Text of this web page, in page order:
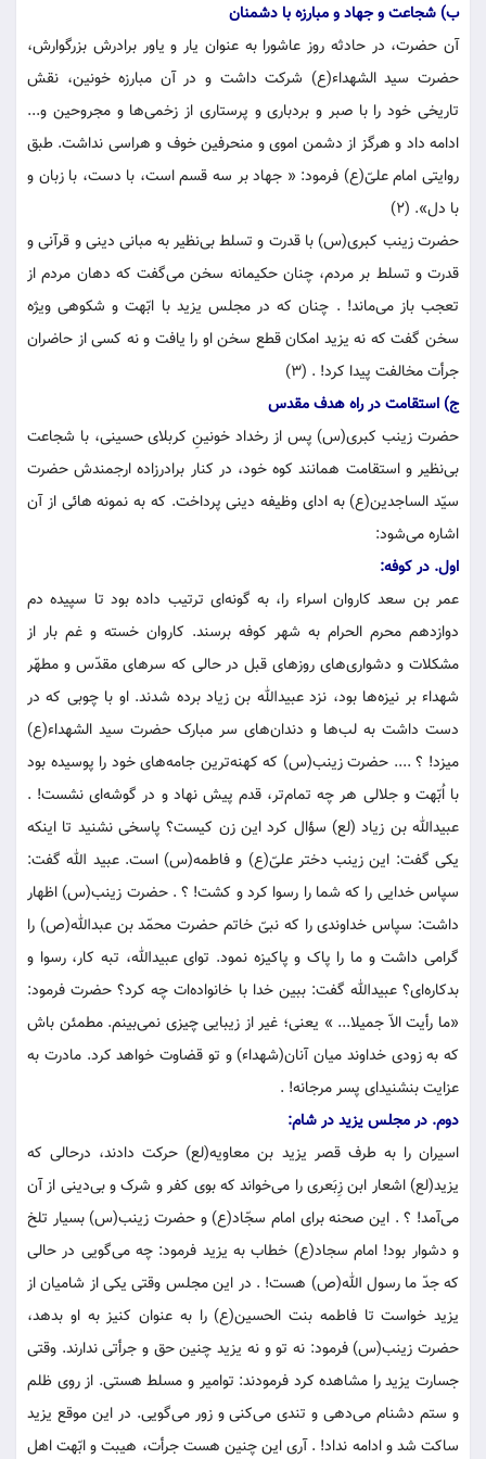
ب) شجاعت و جهاد و مبارزه با دشمنان
آن حضرت، در حادثه روز عاشورا به عنوان یار و یاور برادرش بزرگوارش،
حضرت سید الشهداء(ع) شرکت داشت و در آن مبارزه خونین، نقش
تاریخی خود را با صبر و بردباری و پرستاری از زخمی‌ها و مجروحین و...
ادامه داد و هرگز از دشمن اموی و منحرفین خوف و هراسی نداشت. طبق
روایتی امام علیّ(ع) فرمود: « جهاد بر سه قسم است، با دست، با زبان و
با دل». (۲)
حضرت زینب کبری(س) با قدرت و تسلط بی‌نظیر به مبانی دینی و قرآنی و
قدرت و تسلط بر مردم، چنان حکیمانه سخن می‌گفت که دهان مردم از
تعجب باز می‌ماند! . چنان که در مجلس یزید با ابّهت و شکوهی ویژه
سخن گفت که نه یزید امکان قطع سخن او را یافت و نه کسی از حاضران
جرأت مخالفت پیدا کرد! . (۳)
ج) استقامت در راه هدف مقدس
حضرت زینب کبری(س) پس از رخداد خونینِ کربلای حسینی، با شجاعت
بی‌نظیر و استقامت همانند کوه خود، در کنار برادرزاده ارجمندش حضرت
سیّد الساجدین(ع) به ادای وظیفه دینی پرداخت. که به نمونه هائی از آن
اشاره می‌شود:
اول. در کوفه:
عمر بن سعد کاروان اسراء را، به گونه‌ای ترتیب داده بود تا سپیده دم
دوازدهم محرم الحرام به شهر کوفه برسند. کاروان خسته و غم بار از
مشکلات و دشواری‌های روزهای قبل در حالی که سرهای مقدّس و مطهّر
شهداء بر نیزه‌ها بود، نزد عبیدالله بن زیاد برده شدند. او با چوبی که در
دست داشت به لب‌ها و دندان‌های سر مبارک حضرت سید الشهداء(ع)
میزد! ؟ .... حضرت زینب(س) که کهنه‌ترین جامه‌های خود را پوسیده بود
با اُبّهت و جلالی هر چه تمام‌تر، قدم پیش نهاد و در گوشه‌ای نشست! .
عبیدالله بن زیاد (لع) سؤال کرد این زن کیست؟ پاسخی نشنید تا اینکه
یکی گفت: این زینب دختر علیّ(ع) و فاطمه(س) است. عبید الله گفت:
سپاس خدایی را که شما را رسوا کرد و کشت! ؟ . حضرت زینب(س) اظهار
داشت: سپاس خداوندی را که نبیّ خاتم حضرت محمّد بن عبدالله(ص) را
گرامی داشت و ما را پاک و پاکیزه نمود. توای عبیدالله، تبه کار، رسوا و
بدکاره‌ای؟ عبیدالله گفت: ببین خدا با خانواده‌ات چه کرد؟ حضرت فرمود:
«ما رأیت الاّ جمیلا... » یعنی؛ غیر از زیبایی چیزی نمی‌بینم. مطمئن باش
که به زودی خداوند میان آنان(شهداء) و تو قضاوت خواهد کرد. مادرت به
عزایت بنشنیدای پسر مرجانه! .
دوم. در مجلس یزید در شام:
اسیران را به طرف قصر یزید بن معاویه(لع) حرکت دادند، درحالی که
یزید(لع) اشعار ابن زِبَعری را می‌خواند که بوی کفر و شرک و بی‌دینی از آن
می‌آمد! ؟ . این صحنه برای امام سجّاد(ع) و حضرت زینب(س) بسیار تلخ
و دشوار بود! امام سجاد(ع) خطاب به یزید فرمود: چه می‌گویی در حالی
که جدّ ما رسول الله(ص) هست! . در این مجلس وقتی یکی از شامیان از
یزید خواست تا فاطمه بنت الحسین(ع) را به عنوان کنیز به او بدهد،
حضرت زینب(س) فرمود: نه تو و نه یزید چنین حق و جرأتی ندارند. وقتی
جسارت یزید را مشاهده کرد فرمودند: توامیر و مسلط هستی. از روی ظلم
و ستم دشنام می‌دهی و تندی می‌کنی و زور می‌گویی. در این موقع یزید
ساکت شد و ادامه نداد! . آری این چنین هست جرأت، هیبت و ابّهت اهل